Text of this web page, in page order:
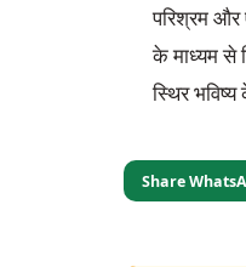
परिश्रम और
के माध्यम से
स्थिर भविष्य
Share